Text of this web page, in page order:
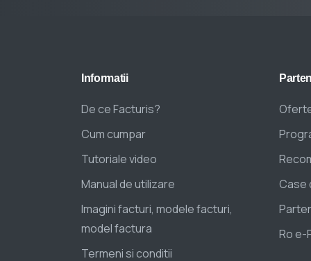
Informatii
De ce Facturis?
Cum cumpar
Tutoriale video
Manual de utilizare
Imagini facturi, modele facturi,
model factura
Termeni si conditii
Case
Ro e-